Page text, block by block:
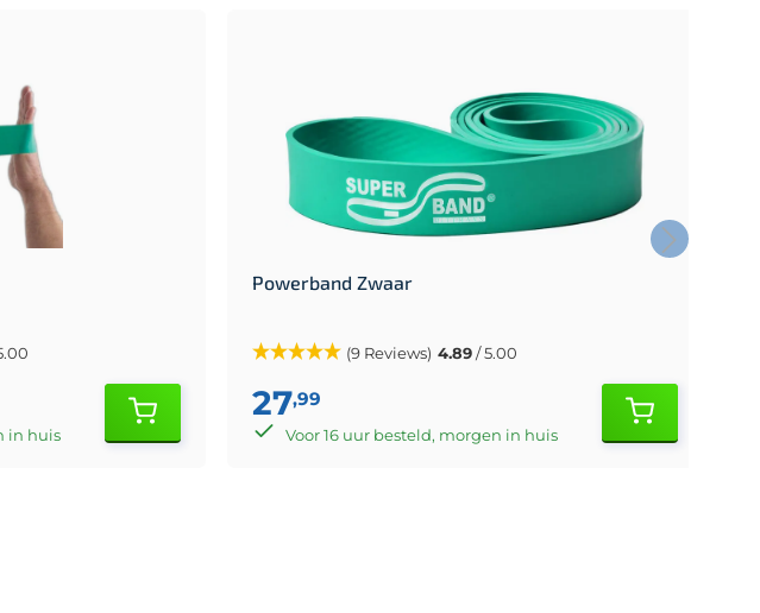
in huis
Powerband Zwaar
(9 Reviews) 4.89/ 5.00
27,99
Voor 16 uur besteld, morgen in huis